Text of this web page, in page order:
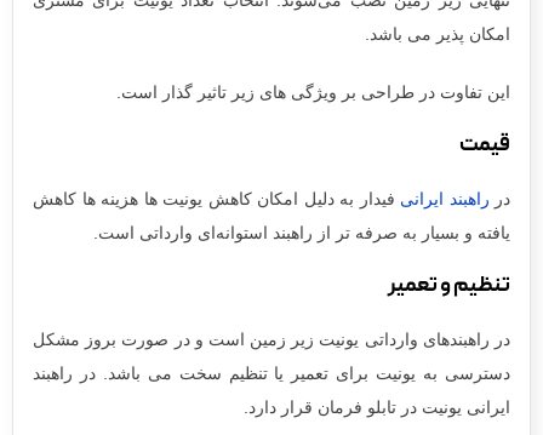
امکان پذیر می باشد.
این تفاوت در طراحی بر ویژگی های زیر تاثیر گذار است.
قیمت
در راهبند ایرانی فیدار به دلیل امکان کاهش یونیت ها هزینه ها کاهش
یافته و بسیار به صرفه تر از راهبند استوانه‌ای وارداتی است.
تنظیم و تعمیر
در راهبندهای وارداتی یونیت زیر زمین است و در صورت بروز مشکل
دسترسی به یونیت برای تعمیر یا تنظیم سخت می باشد. در راهبند
ایرانی یونیت در تابلو فرمان قرار دارد.